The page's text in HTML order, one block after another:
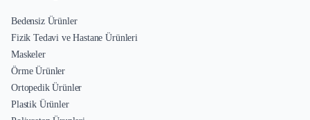
Bedensiz Ürünler
Fizik Tedavi ve Hastane Ürünleri
Maskeler
Örme Ürünler
Ortopedik Ürünler
Plastik Ürünler